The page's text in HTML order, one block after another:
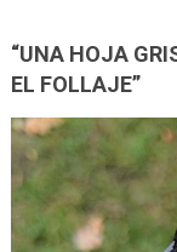
“UNA HOJA
EL FOLLAJE”